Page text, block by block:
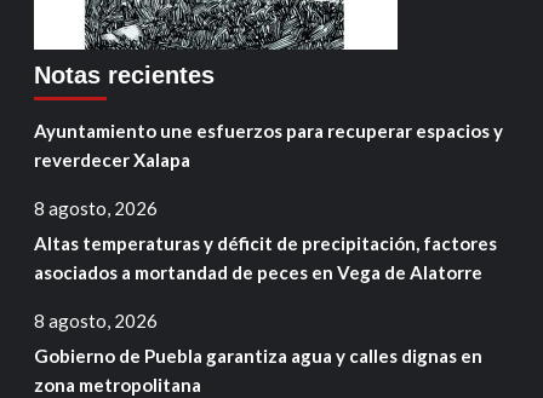
Notas recientes
Ayuntamiento une esfuerzos para recuperar espacios y
reverdecer Xalapa
8 agosto, 2026
Altas temperaturas y déficit de precipitación, factores
asociados a mortandad de peces en Vega de Alatorre
8 agosto, 2026
Gobierno de Puebla garantiza agua y calles dignas en
zona metropolitana